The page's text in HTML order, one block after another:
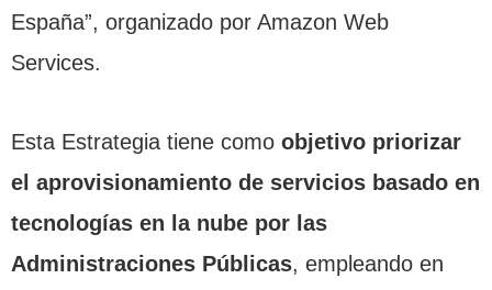
España”, organizado por Amazon Web
Services.
Esta Estrategia tiene como objetivo priorizar
el aprovisionamiento de servicios basado en
tecnologías en la nube por las
Administraciones Públicas, empleando en